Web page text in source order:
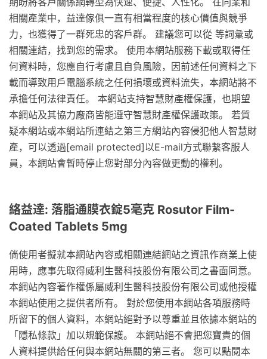
相關產業中，益達傢俱一直有相當程度的核心價值與競爭
力，也獲得了一群死忠的客戶群。 建議您可以從 等詞彙或
相關連結，找到您的需求。 使用本網站服務下載或取得任
何資料時，您應自行考慮且自負風險，因前述任何資料之下
載而導致用戶電腦系統之任何損壞或資料流失，本網站將不
承擔任何法律責任。 本網站支持智慧財產權保護，也期望
本網站及其協力廠商皆能遵守智慧財產權保護政策。 若質
疑本網站或本網站所連結之第三方網站內容侵犯他人智慧財
產，可以透過[email protected]以E-mail方式聯繫客服人
員，本網站會暫時停止您對部分內容做更動的權利。
絡益達: 落脂通膜衣錠5毫克 Rosutor Film-
Coated Tablets 5mg
倘使用者擬就本網站內容或相關連結網站之資訊作商業上使
用時，應事先取得威利生醫科技股份有限公司之書面同意。
本網站內容著作權係屬威利生醫科技股份有限公司或他授權
本網站使用之提供者所有。 對於您使用本網站各項服務時
所留下的個人資料，本網站絕對予以尊重並且依據本網站的
「隱私條款」加以規範保護。 本網站絕不會把您寶貴的個
人資料提供給任何與本網站無關的第三者。 您可以點閱本